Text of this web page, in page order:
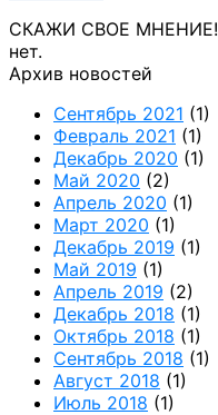
СКАЖИ СВОЕ МНЕНИЕ!
нет.
Архив новостей
Сентябрь 2021 (1)
Февраль 2021 (1)
Декабрь 2020 (1)
Май 2020 (2)
Апрель 2020 (1)
Март 2020 (1)
Декабрь 2019 (1)
Май 2019 (1)
Апрель 2019 (2)
Декабрь 2018 (1)
Октябрь 2018 (1)
Сентябрь 2018 (1)
Август 2018 (1)
Июль 2018 (1)